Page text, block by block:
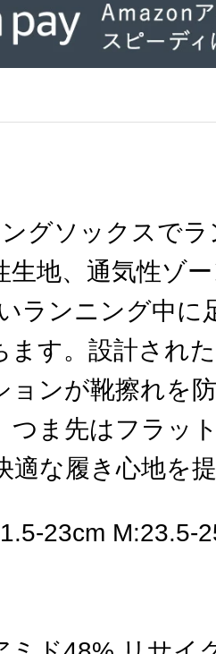
グソックスで
生地、通気性ゾ
ランニング中に
ます。設計され
ョンが靴擦れを
つま先はフラッ
適な履き心地を
23cm M:23.5-